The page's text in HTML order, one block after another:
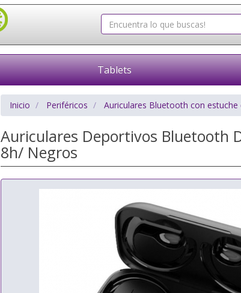
Tablets
Inicio Periféricos Auriculares Bluetooth con estuche
Auriculares Deportivos Bluetooth
8h/ Negros